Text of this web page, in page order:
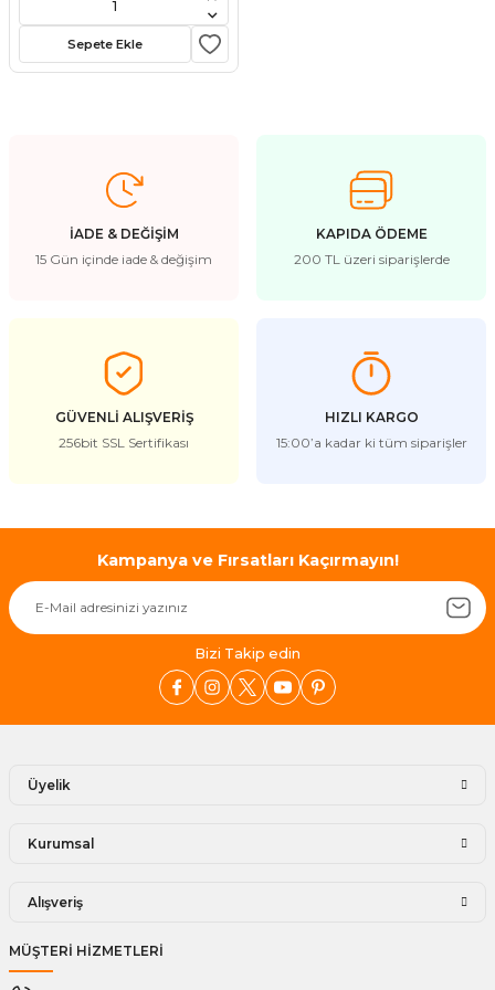
Kovucu Cihazlar
Sepete Ekle
İADE & DEĞİŞİM
15 Gün içinde iade & değişim
KAPIDA ÖDEME
200 TL üzeri siparişlerde
GÜVENLİ ALIŞVERİŞ
256bit SSL Sertifikası
HIZLI KARGO
15:00’a kadar ki tüm siparişler
Kampanya ve Fırsatları Kaçırmayın!
Bizi Takip edin
Üyelik
Kurumsal
Alışveriş
MÜŞTERİ HİZMETLERİ